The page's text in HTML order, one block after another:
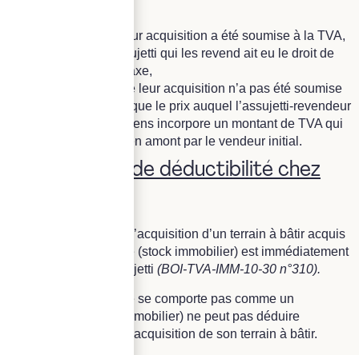
Que lorsque leur acquisition a été soumise à la TVA,
sans que l’assujetti qui les revend ait eu le droit de
déduire cette taxe,
Ou que lorsque leur acquisition n’a pas été soumise
à la TVA alors que le prix auquel l’assujetti-revendeur
a acquis ces biens incorpore un montant de TVA qui
a été acquitté en amont par le vendeur initial.
III. Le régime de déductibilité chez
La TVA ayant grevé l’acquisition d’un terrain à bâtir acquis
en vue de sa revente (stock immobilier) est immédiatement
déductible par l’assujetti (BOI-TVA-IMM-10-30 n°310).
Un particulier (qui ne se comporte pas comme un
professionnel de l’immobilier) ne peut pas déduire
la TVA ayant grevé l’acquisition de son terrain à bâtir.